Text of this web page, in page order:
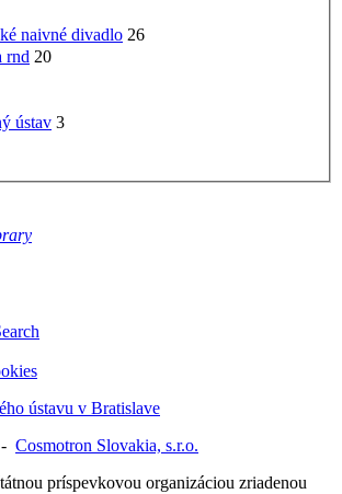
naivné divadlo 26
rnd 20
ústav 3
ústavu v Bratislave
- Cosmotron Slovakia, s.r.o.
príspevkovou organizáciou zriadenou